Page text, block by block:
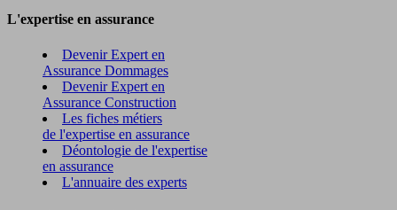
L'expertise en assurance
Devenir Expert en
Assurance Dommages
Devenir Expert en
Assurance Construction
Les fiches métiers
de l'expertise en assurance
Déontologie de l'expertise
en assurance
L'annuaire des experts